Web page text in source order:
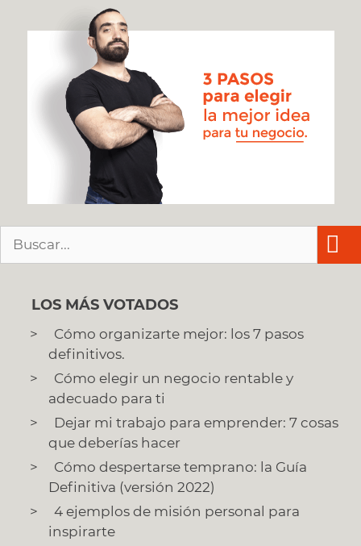
LOS MÁS VOTADOS
Cómo organizarte mejor: los 7 pasos
definitivos.
Cómo elegir un negocio rentable y
adecuado para ti
Dejar mi trabajo para emprender: 7 cosas
que deberías hacer
Cómo despertarse temprano: la Guía
Definitiva (versión 2022)
4 ejemplos de misión personal para
inspirarte